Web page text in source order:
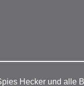
Hecker und alle